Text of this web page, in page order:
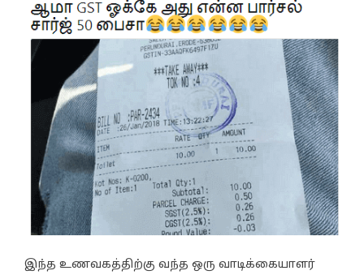
இந்த உணவகத்திற்கு வந்த ஒரு வாடிக்கையாளர்